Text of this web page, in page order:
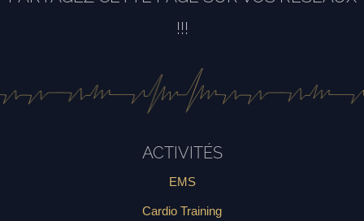
!!!
ACTIVITÉS
EMS
Cardio Training